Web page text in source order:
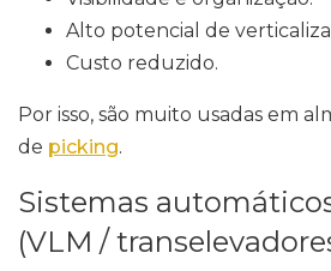
Alto potencial de
Custo reduzido.
Por isso, são muito usadas em
de picking.
Sistemas
(VLM /